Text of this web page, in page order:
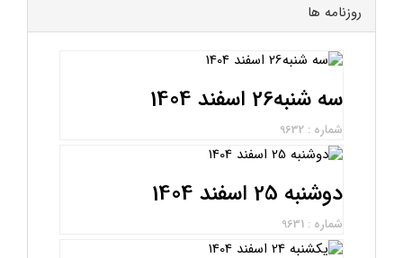
روزنامه ها
سه شنبه26 اسفند 1404
شماره : 9632
دوشنبه 25 اسفند 1404
شماره : 9631